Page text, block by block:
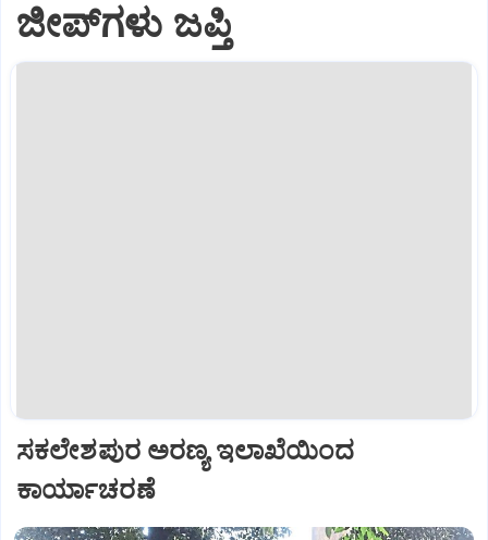
ಜೀಪ್‌ಗಳು ಜಪ್ತಿ
ಸಕಲೇಶಪುರ ಅರಣ್ಯ ಇಲಾಖೆಯಿಂದ
ಕಾರ್ಯಾಚರಣೆ